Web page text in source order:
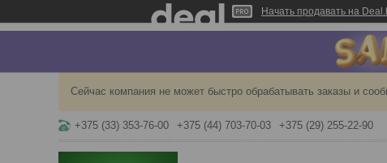
Начать продавать на
Сейчас компания не может быстро обрабатывать заказы и
+375 (33) 353-76-00 +375 (44) 703-70-03 +375 (29) 255-22-90